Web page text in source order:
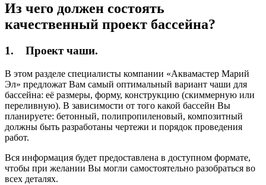
Из чего должен состоять
качественный проект бассейна?
1. Проект чаши.
В этом разделе специалисты компании «Аквамастер Марий
Эл» предложат Вам самый оптимальный вариант чаши для
бассейна: её размеры, форму, конструкцию (скиммерную или
переливную). В зависимости от того какой бассейн Вы
планируете: бетонный, полипропиленовый, композитный
должны быть разработаны чертежи и порядок проведения
работ.
Вся информация будет предоставлена в доступном формате,
чтобы при желании Вы могли самостоятельно разобраться во
всех деталях.